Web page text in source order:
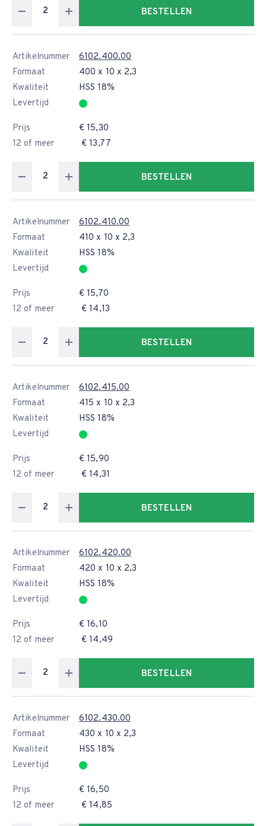
BESTELLEN
Artikelnummer
6102.400.00
Formaat
400 x 10 x 2,3
Kwaliteit
HSS 18%
Levertijd
Prijs
€ 15,30
12 of meer
€ 13,77
BESTELLEN
Artikelnummer
6102.410.00
Formaat
410 x 10 x 2,3
Kwaliteit
HSS 18%
Levertijd
Prijs
€ 15,70
12 of meer
€ 14,13
BESTELLEN
Artikelnummer
6102.415.00
Formaat
415 x 10 x 2,3
Kwaliteit
HSS 18%
Levertijd
Prijs
€ 15,90
12 of meer
€ 14,31
BESTELLEN
Artikelnummer
6102.420.00
Formaat
420 x 10 x 2,3
Kwaliteit
HSS 18%
Levertijd
Prijs
€ 16,10
12 of meer
€ 14,49
BESTELLEN
Artikelnummer
6102.430.00
Formaat
430 x 10 x 2,3
Kwaliteit
HSS 18%
Levertijd
Prijs
€ 16,50
12 of meer
€ 14,85